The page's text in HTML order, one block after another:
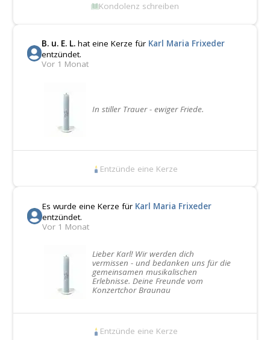
Kondolenz schreiben
B. u. E. L. hat eine Kerze für Karl Maria Frixeder
entzündet.
Vor 1 Monat
In stiller Trauer - ewiger Friede.
Entzünde eine Kerze
Es wurde eine Kerze für Karl Maria Frixeder
entzündet.
Vor 1 Monat
Lieber Karl! Wir werden dich
vermissen - und bedanken uns für die
gemeinsamen musikalischen
Erlebnisse. Deine Freunde vom
Konzertchor Braunau
Entzünde eine Kerze